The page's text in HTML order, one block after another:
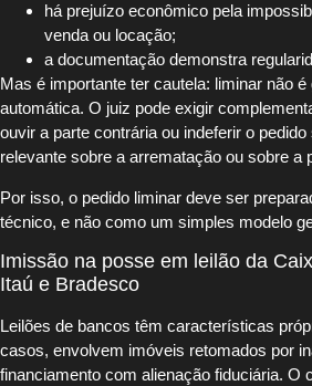
há prejuízo econômico pela
venda ou locação;
a documentação demonstra
Mas é importante ter cautela: liminar não é
automática. O juiz pode exigir
ouvir a parte contrária ou indeferir o
relevante sobre a arrematação ou sobre a
Por isso, o pedido liminar deve ser
técnico, e não como um simples modelo
Imissão na posse em leilão da
Itaú e Bradesco
Leilões de bancos têm características
casos, envolvem imóveis retomados por
financiamento com alienação fiduciária. O